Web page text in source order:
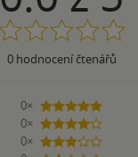
0hodnocení čtenářů
0×
5 hvězdiček
0×
4 hvězdičky
0×
3 hvězdičky